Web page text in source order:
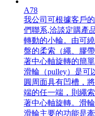
A78
我公司可根據客戶
們聯系,洽談定購產
轉動的小輪。由可
盤的柔索（繩、膠
著中心軸旋轉的簡
滑輪（pulley）是可
圓周面具有凹槽，
端的任一端，則繩
著中心軸旋轉。滑
滑輪主要的功能是